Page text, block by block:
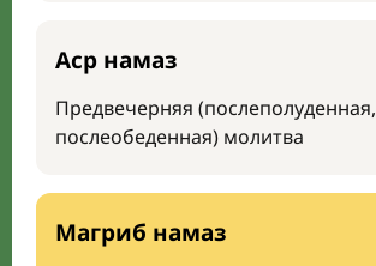
Аср намаз
Предвечерняя (послеполуденная,
послеобеденная) молитва
Магриб намаз